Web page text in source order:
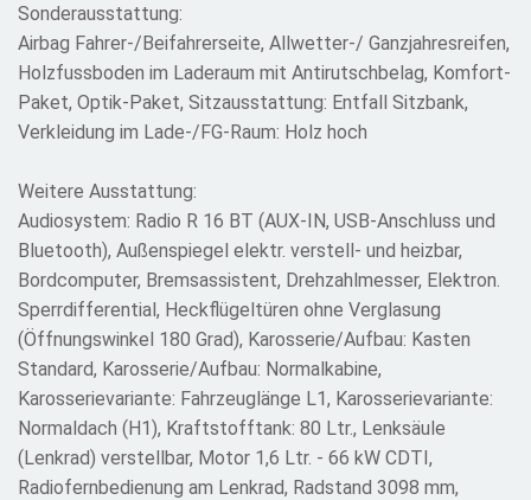
Sonderausstattung:
Airbag Fahrer-/Beifahrerseite, Allwetter-/ Ganzjahresreifen,
Holzfussboden im Laderaum mit Antirutschbelag, Komfort-
Paket, Optik-Paket, Sitzausstattung: Entfall Sitzbank,
Verkleidung im Lade-/FG-Raum: Holz hoch
Weitere Ausstattung:
Audiosystem: Radio R 16 BT (AUX-IN, USB-Anschluss und
Bluetooth), Außenspiegel elektr. verstell- und heizbar,
Bordcomputer, Bremsassistent, Drehzahlmesser, Elektron.
Sperrdifferential, Heckflügeltüren ohne Verglasung
(Öffnungswinkel 180 Grad), Karosserie/Aufbau: Kasten
Standard, Karosserie/Aufbau: Normalkabine,
Karosserievariante: Fahrzeuglänge L1, Karosserievariante:
Normaldach (H1), Kraftstofftank: 80 Ltr., Lenksäule
(Lenkrad) verstellbar, Motor 1,6 Ltr. - 66 kW CDTI,
Radiofernbedienung am Lenkrad, Radstand 3098 mm,